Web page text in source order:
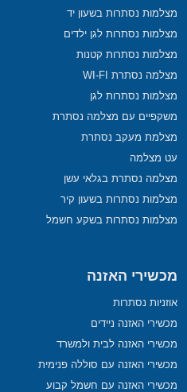
מצלמות נסתרות בשעון יד
מצלמות נסתרות לגן ילדים
מצלמות נסתרות קטנות
מצלמה נסתרת WI-FI
מצלמות נסתרות לגן
משקפיים עם מצלמה נסתרת
מצלמת מעקב נסתרת
עט מצלמה
מצלמה נסתרת בגלאי עשן
מצלמות נסתרות בשעון קיר
מצלמות נסתרות בשקע חשמל
מכשירי האזנה
אוזניות נסתרות
מכשירי האזנה ניידים
מכשירי האזנה לבית ולמשרד
מכשירי האזנה עם סוללה פנימית
מכשירי האזנה עם חשמל קבוע